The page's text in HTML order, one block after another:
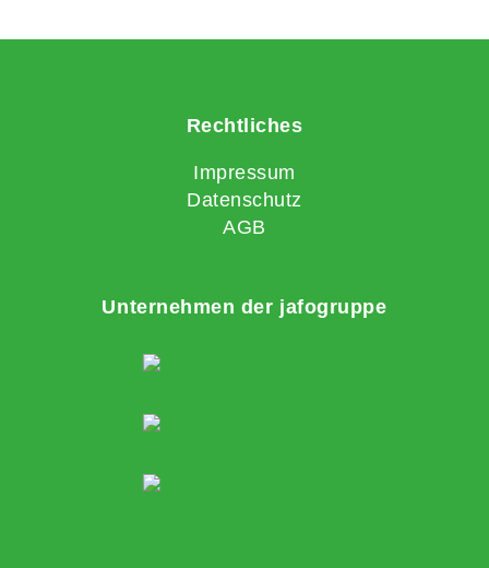
Rechtliches
Impressum
Datenschutz
AGB
Unternehmen der jafogruppe